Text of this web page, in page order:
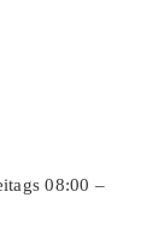
08:00 –